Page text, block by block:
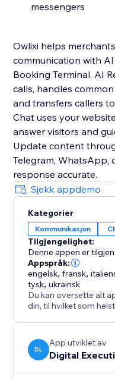
messengers
Owlixi helps
communication with
Booking Terminal. AI
calls, handles
and transfers callers
Chat uses your
answer visitors and
Update content
Telegram, WhatsApp,
response accurate.
Sjekk appdemo
Kategorier
Kommunikasjon
Tilgjengelighet:
Denne appen er
Appspråk:
engelsk,fransk,
tysk,ukrainsk
Du kan oversette alt
din, til hvilket som
DL
App utviklet av
Digital